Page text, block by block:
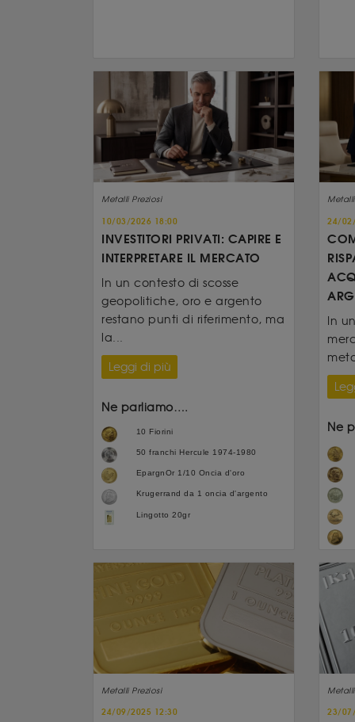
Metalli Preziosi
10/03/2026 18:00
INVESTITORI PRIVATI: CAPIRE E
INTERPRETARE IL MERCATO
In un contesto di scosse
geopolitiche, oro e argento
restano punti di riferimento, ma
la...
Leggi di più
Ne parliamo….
10 Fiorini
50 franchi Hercule 1974-1980
EpargnOr 1/10 Oncia d'oro
Krugerrand da 1 oncia d'argento
Lingotto 20gr
24/
In
Ne
Metalli Preziosi
24/09/2025 12:30 23/